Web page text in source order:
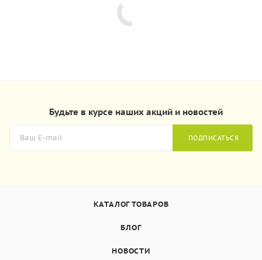
Будьте в курсе наших акций и новостей
ПОДПИСАТЬСЯ
КАТАЛОГ ТОВАРОВ
БЛОГ
НОВОСТИ